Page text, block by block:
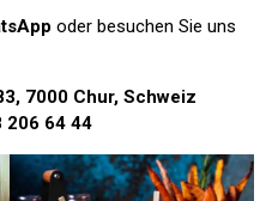
oder besuchen Sie uns
7000 Chur, Schweiz
206 64 44